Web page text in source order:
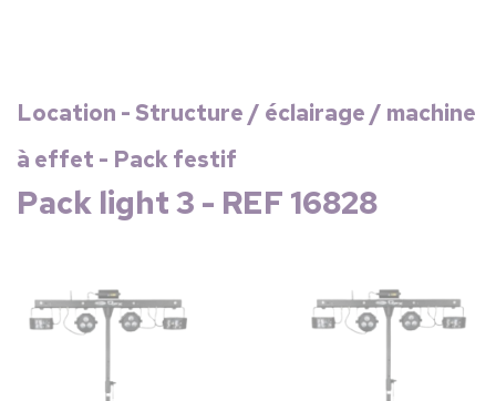
Location - Structure / éclairage / machine
à effet - Pack festif
Pack light 3 - REF 16828